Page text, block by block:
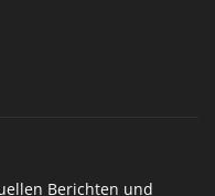
Berichten und